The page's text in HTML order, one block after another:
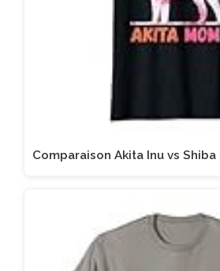
Comparaison Akita Inu vs